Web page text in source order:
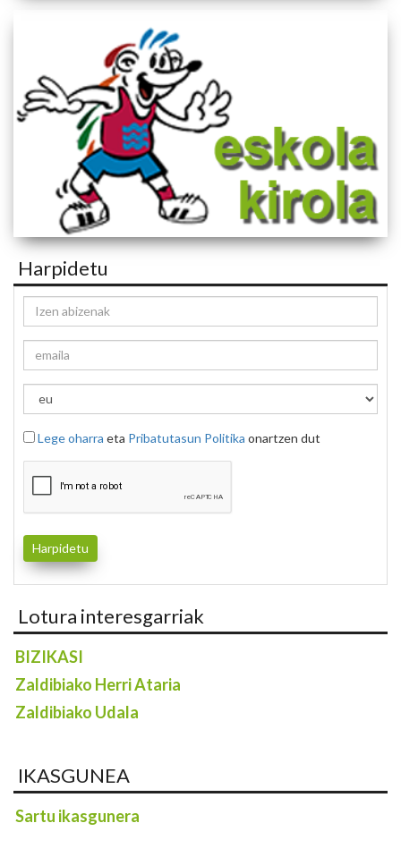
Harpidetu
Lege oharra eta Pribatutasun Politika onartzen dut
Lotura interesgarriak
BIZIKASI
Zaldibiako Herri Ataria
Zaldibiako Udala
IKASGUNEA
Sartu ikasgunera